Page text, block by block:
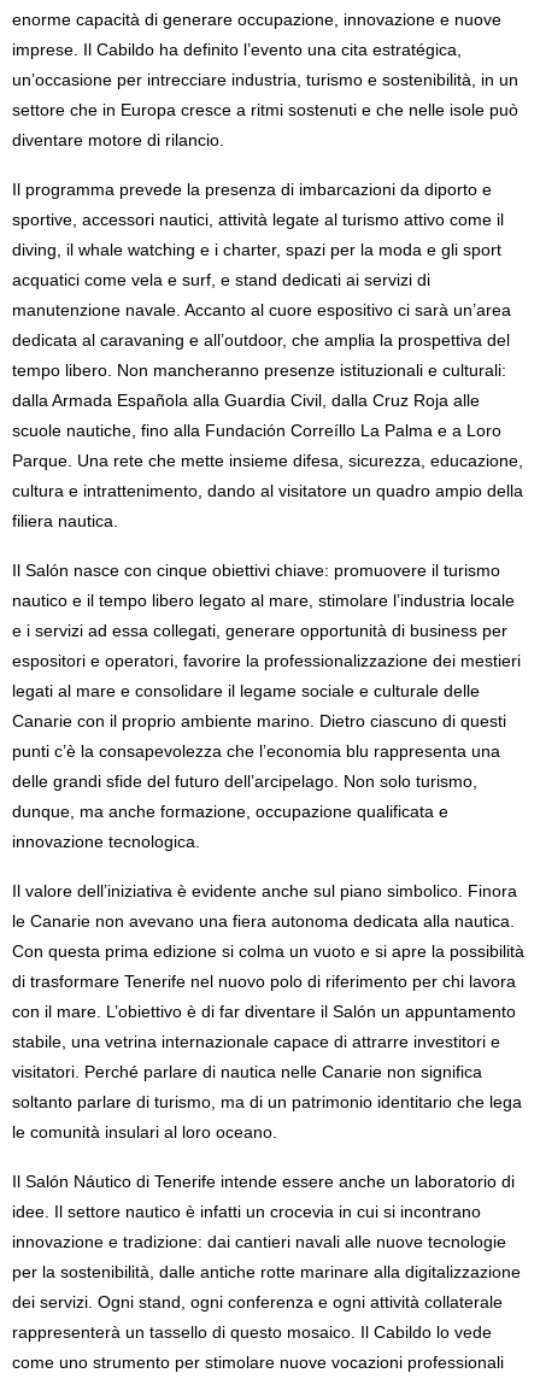
enorme capacità di generare occupazione, innovazione e nuove
imprese. Il Cabildo ha definito l’evento una cita estratégica,
un’occasione per intrecciare industria, turismo e sostenibilità, in un
settore che in Europa cresce a ritmi sostenuti e che nelle isole può
diventare motore di rilancio.
Il programma prevede la presenza di imbarcazioni da diporto e
sportive, accessori nautici, attività legate al turismo attivo come il
diving, il whale watching e i charter, spazi per la moda e gli sport
acquatici come vela e surf, e stand dedicati ai servizi di
manutenzione navale. Accanto al cuore espositivo ci sarà un’area
dedicata al caravaning e all’outdoor, che amplia la prospettiva del
tempo libero. Non mancheranno presenze istituzionali e culturali:
dalla Armada Española alla Guardia Civil, dalla Cruz Roja alle
scuole nautiche, fino alla Fundación Correíllo La Palma e a Loro
Parque. Una rete che mette insieme difesa, sicurezza, educazione,
cultura e intrattenimento, dando al visitatore un quadro ampio della
filiera nautica.
Il Salón nasce con cinque obiettivi chiave: promuovere il turismo
nautico e il tempo libero legato al mare, stimolare l’industria locale
e i servizi ad essa collegati, generare opportunità di business per
espositori e operatori, favorire la professionalizzazione dei mestieri
legati al mare e consolidare il legame sociale e culturale delle
Canarie con il proprio ambiente marino. Dietro ciascuno di questi
punti c’è la consapevolezza che l’economia blu rappresenta una
delle grandi sfide del futuro dell’arcipelago. Non solo turismo,
dunque, ma anche formazione, occupazione qualificata e
innovazione tecnologica.
Il valore dell’iniziativa è evidente anche sul piano simbolico. Finora
le Canarie non avevano una fiera autonoma dedicata alla nautica.
Con questa prima edizione si colma un vuoto e si apre la possibilità
di trasformare Tenerife nel nuovo polo di riferimento per chi lavora
con il mare. L’obiettivo è di far diventare il Salón un appuntamento
stabile, una vetrina internazionale capace di attrarre investitori e
visitatori. Perché parlare di nautica nelle Canarie non significa
soltanto parlare di turismo, ma di un patrimonio identitario che lega
le comunità insulari al loro oceano.
Il Salón Náutico di Tenerife intende essere anche un laboratorio di
idee. Il settore nautico è infatti un crocevia in cui si incontrano
innovazione e tradizione: dai cantieri navali alle nuove tecnologie
per la sostenibilità, dalle antiche rotte marinare alla digitalizzazione
dei servizi. Ogni stand, ogni conferenza e ogni attività collaterale
rappresenterà un tassello di questo mosaico. Il Cabildo lo vede
come uno strumento per stimolare nuove vocazioni professionali